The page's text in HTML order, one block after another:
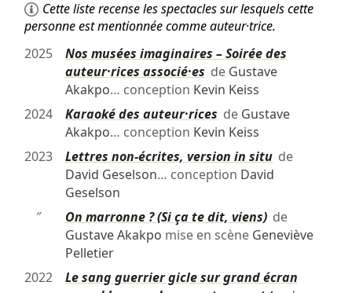
Cette liste recense les spectacles sur lesquels cette
personne est mentionnée comme auteur·trice.
2025
Nos musées imaginaires – Soirée des
auteur·rices associé·es de Gustave
Akakpo… conception Kevin Keiss
2024
Karaoké des auteur·rices de Gustave
Akakpo… conception Kevin Keiss
2023
Lettres non-écrites, version in situde
David Geselson… conception David
Geselson
″
On marronne ? (Si ça te dit, viens)de
Gustave Akakpo mise en scène Geneviève
Pelletier
2022
Le sang guerrier gicle sur grand écran